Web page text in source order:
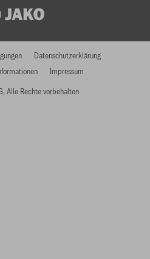
Alle Rechte vorbehalten
Datenschutzerklärung
Impressum